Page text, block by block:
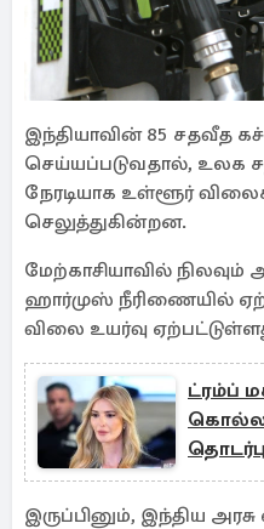
இந்தியாவின் 85 சதவீத
செய்யப்படுவதால், உலக
நேரடியாக உள்ளூர்
செலுத்துகின்றன.
மேற்காசியாவில் நிலவும்
ஹார்முஸ் நீரிணையில்
விலை உயர்வு
ட்ரம்ப்
கொல்ல
கைது
இருப்பினும், இந்திய